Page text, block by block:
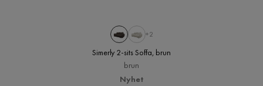
+2
Simerly 2-sits Soffa, brun
brun
Nyhet